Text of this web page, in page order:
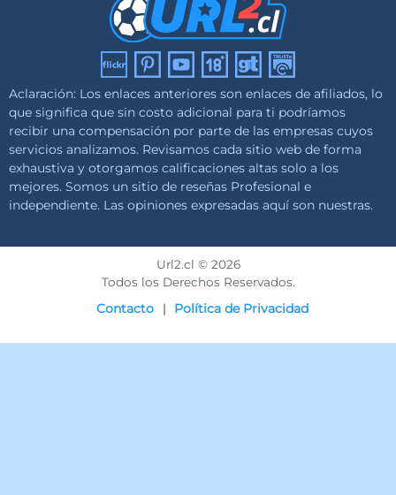
Aclaración: Los enlaces anteriores son enlaces de afiliados, lo
que significa que sin costo adicional para ti podríamos
recibir una compensación por parte de las empresas cuyos
servicios analizamos. Revisamos cada sitio web de forma
exhaustiva y otorgamos calificaciones altas solo a los
mejores. Somos un sitio de reseñas Profesional e
independiente. Las opiniones expresadas aquí son nuestras.
Url2.cl © 2026
Todos los Derechos Reservados.
Contacto Política de Privacidad